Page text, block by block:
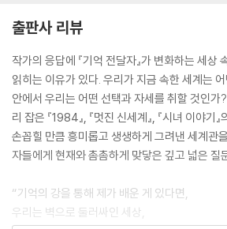
출판사 리뷰
작가의 응답에 『기억 전달자』가 변화하는 세상
읽히는 이유가 있다. 우리가 지금 속한 세계는
안에서 우리는 어떤 선택과 자세를 취할 것인가
리 잡은 『1984』, 『멋진 신세계』, 『시녀 이야기
손꼽힐 만큼 흥미롭고 생생하게 그려낸 세계관을
자들에게 현재와 촘촘하게 맞닿은 깊고 넓은 질
“기억의 강을 통해 제가 배운 게 있다면,
우리는 벽으로 둘러싸인 세상,